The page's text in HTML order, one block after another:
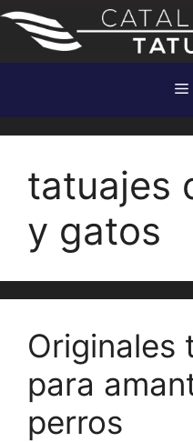
Saltar
contenido
tatuajes
y gatos
Originales
para
perros